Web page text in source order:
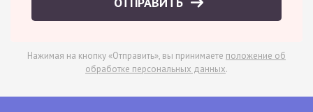
Нажимая на кнопку «Отправить», вы принимаете положение об
обработке персональных данных.